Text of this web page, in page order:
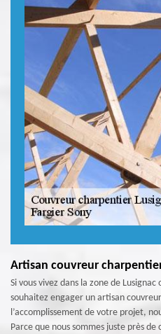
Artisan couvreur
Si vous vivez dans la zone de
souhaitez engager un artisan
l’accomplissement de votre projet,
Parce que nous sommes juste près de